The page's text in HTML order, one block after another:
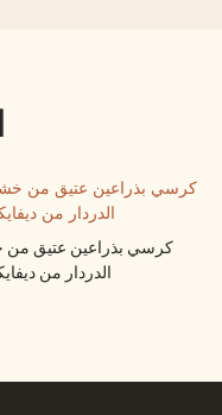
كرسي بذراعين عتيق
الدردار من